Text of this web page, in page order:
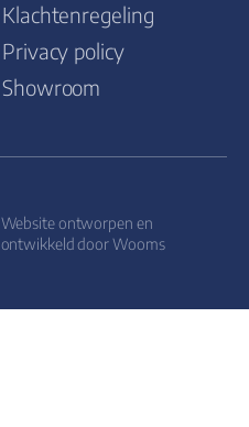
Klachtenregeling
Privacy policy
Showroom
Website ontworpen en
ontwikkeld doorWooms